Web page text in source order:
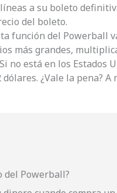
a su boleto
del boleto.
función del
más grandes,
no está en los
¿Vale la pena?
del Powerball?